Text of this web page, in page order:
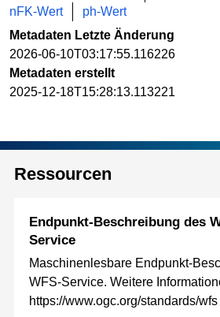
nFK-Wert
ph-Wert
Metadaten Letzte Änderung
2026-06-10T03:17:55.116226
Metadaten erstellt
2025-12-18T15:28:13.113221
Ressourcen
Endpunkt-Beschreibung des
Service
Maschinenlesbare Endpunkt-
WFS-Service. Weitere
https://www.ogc.org/standards/wfs